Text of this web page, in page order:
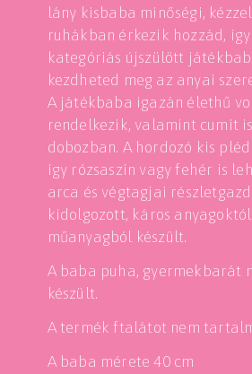
lány kisbaba minőségi,
ruhákban érkezik hozzád,
kategóriás újszülött
kezdheted meg az anyai
A játékbaba igazán élethű
rendelkezik, valamint cumit
dobozban. A hordozó kis
így rózsaszín vagy fehér is
arca és végtagjai
kidolgozott, káros
műanyagból készült.
A baba puha, gyermekbarát
készült.
A termék ftalátot nem
A baba mérete 40 cm